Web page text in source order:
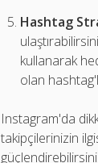
Hashtag
kullanarak
olan
Instagram'da
takipçilerinizin